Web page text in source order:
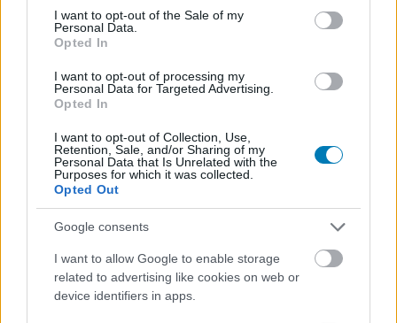
consent section.
I want to opt-out of the Sale of my
Personal Data.
Opted In
I want to opt-out of processing my
Personal Data for Targeted Advertising.
Opted In
I want to opt-out of Collection, Use,
Retention, Sale, and/or Sharing of my
Personal Data that Is Unrelated with the
Purposes for which it was collected.
Opted Out
Google consents
I want to allow Google to enable storage
related to advertising like cookies on web or
device identifiers in apps.
2018 július 30. 15:38
Az alapjátékéhoz képest teljesen más
környezetbe visz minket a Far Cry 5 első DLC-
je, de az élmény nem az igazi.
Unmute Loaded:
Vietnam mindig is megmozgatta a játékfejlesztők agyát,
nem csoda, hogy a Ubisoft a marsi invázió és a
zombiapokalipszis előtt a távol-keleti ország buja
dzsungeleibe helyezte a Far Cry 5 legelső DLC-jét.